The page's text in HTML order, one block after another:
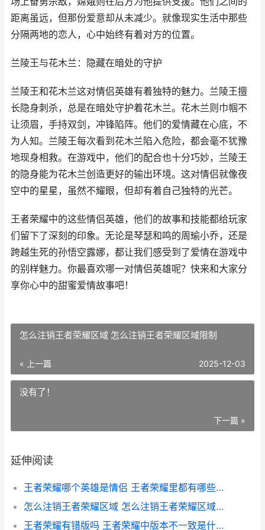
距离虽远，但那份爱意却从未减少。就像现实生活中那些
分隔两地的恋人，心中始终有着对方的位置。
兰陵王与花木兰：隐藏在暗处的守护
兰陵王和花木兰这对情侣英雄有着独特的魅力。兰陵王擅
长隐身刺杀，总是在暗处守护着花木兰。花木兰则巾帼不
让须眉，手持双剑，冲锋陷阵。他们的爱情藏在心底，不
为人知。兰陵王每次看到花木兰陷入危险，都会毫不犹豫
地现身相救。在游戏中，他们的配合也十分巧妙，兰陵王
的隐身能为花木兰创造更好的输出环境。这对情侣就像夜
空中的星星，虽然不耀眼，但却有着自己独特的光芒。
王者荣耀中的这些情侣英雄，他们的故事和技能都给玩家
们留下了深刻的印象。无论是琴瑟和鸣的周瑜小乔，还是
跨越生死的孙悟空露娜，都让我们感受到了爱情在游戏中
的别样魅力。你最喜欢哪一对情侣英雄呢？快来和大家分
享你心中的甜蜜爱情故事吧！
怎么注销王者荣耀区域 怎么注销王者荣耀区域限制
« 上一篇 2025-12-03
没有了！
下一篇 »
延伸阅读
王者荣耀哪个英雄是情侣 王者荣耀里都有哪些英雄是情侣
怎么注销王者荣耀区域 怎么注销王者荣耀区域限制
王者荣耀有错版吗 王者荣耀中版本不一致是什么意思